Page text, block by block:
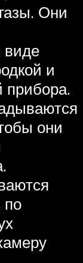
Они
виде
и
прибора.
они
по